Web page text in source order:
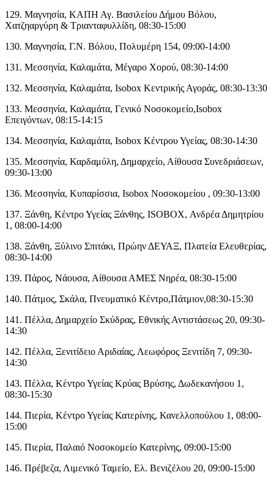
129. Μαγνησία, ΚΑΠΗ Αγ. Βασιλείου Δήμου Βόλου,
Χατζηαργύρη & Τριανταφυλλίδη, 08:30-15:00
130. Μαγνησία, Γ.Ν. Βόλου, Πολυμέρη 154, 09:00-14:00
131. Μεσσηνία, Καλαμάτα, Μέγαρο Χορού, 08:30-14:00
132. Μεσσηνία, Καλαμάτα, Isobox Κεντρικής Αγοράς, 08:30-13:30
133. Μεσσηνία, Καλαμάτα, Γενικό Νοσοκομείο,Isobox
Επειγόντων, 08:15-14:15
134. Μεσσηνία, Καλαμάτα, Isobox Κέντρου Υγείας, 08:30-14:30
135. Μεσσηνία, Καρδαμύλη, Δημαρχείο, Αίθουσα Συνεδριάσεων,
09:30-13:00
136. Μεσσηνία, Κυπαρίσσια, Isobox Νοσοκομείου , 09:30-13:00
137. Ξάνθη, Κέντρο Υγείας Ξάνθης, ISOBOX, Ανδρέα Δημητρίου
1, 08:00-14:00
138. Ξάνθη, Ξύλινο Σπιτάκι, Πρώην ΔΕΥΑΞ, Πλατεία Ελευθερίας,
08:30-14:00
139. Πάρος, Νάουσα, Αίθουσα ΑΜΕΣ Νηρέα, 08:30-15:00
140. Πάτμος, Σκάλα, Πνευματικό Κέντρο,Πάτμιον,08:30-15:30
141. Πέλλα, Δημαρχείο Σκύδρας, Εθνικής Αντιστάσεως 20, 09:30-
14:30
142. Πέλλα, Ξενιτίδειο Αριδαίας, Λεωφόρος Ξενιτίδη 7, 09:30-
14:30
143. Πέλλα, Κέντρο Υγείας Κρύας Βρύσης, Δωδεκανήσου 1,
08:30-15:30
144. Πιερία, Κέντρο Υγείας Κατερίνης, Κανελλοπούλου 1, 08:00-
15:00
145. Πιερία, Παλαιό Νοσοκομείο Κατερίνης, 09:00-15:00
146. Πρέβεζα, Λιμενικό Ταμείο, Ελ. Βενιζέλου 20, 09:00-15:00